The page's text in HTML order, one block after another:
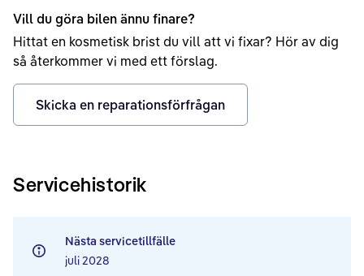
Vill du göra bilen ännu finare?
Hittat en kosmetisk brist du vill att vi fixar? Hör av dig
så återkommer vi med ett förslag.
Skicka en reparationsförfrågan
Servicehistorik
Nästa servicetillfälle
juli 2028